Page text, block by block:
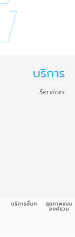
บริการ
Services
บริการอื่นๆ สุขภาพแบบ
องค์รวม